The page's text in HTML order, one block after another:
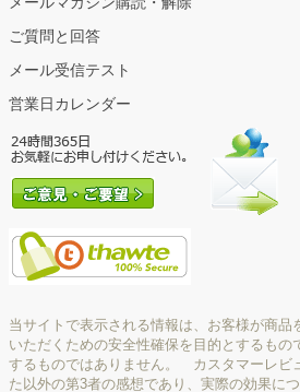
ご質問と回答
メール受信テスト
営業日カレンダー
当サイトで表示される情報は、お客様が商品
いただくための安全性確保を目的とするもの
するものではありません。 カスタマーレビ
た以外の第3者の感想であり、実際の効果に